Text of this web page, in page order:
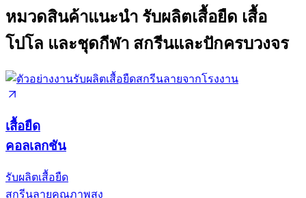
หมวดสินค้าแนะนำ รับผลิตเสื้อยืด เสื้อ
โปโล และชุดกีฬา สกรีนและปักครบวงจร
เสื้อยืด
คอลเลกชัน
รับผลิตเสื้อยืด
สกรีนลายคุณภาพสูง